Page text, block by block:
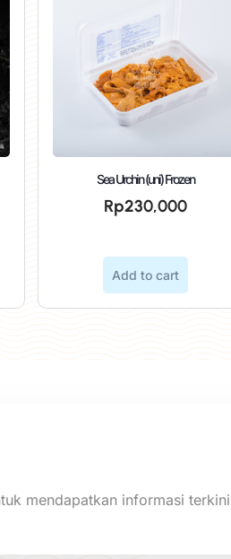
Sea Urchin (uni) Frozen
Rp230,000
Add to cart
mendapatkan informasi